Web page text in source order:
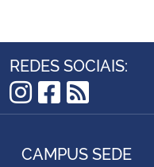
REDES SOCIAIS:
Instagram
Facebook
RSS
CAMPUS SEDE